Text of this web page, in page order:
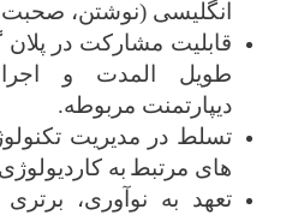
انگلیسی (نوشتن،
قابلیت مشارکت در پلان
طویل المدت و
دیپارتمنت مربوطه.
تسلط در مدیریت
های مرتبط به کاردیولوژی
تعهد به نوآوری،